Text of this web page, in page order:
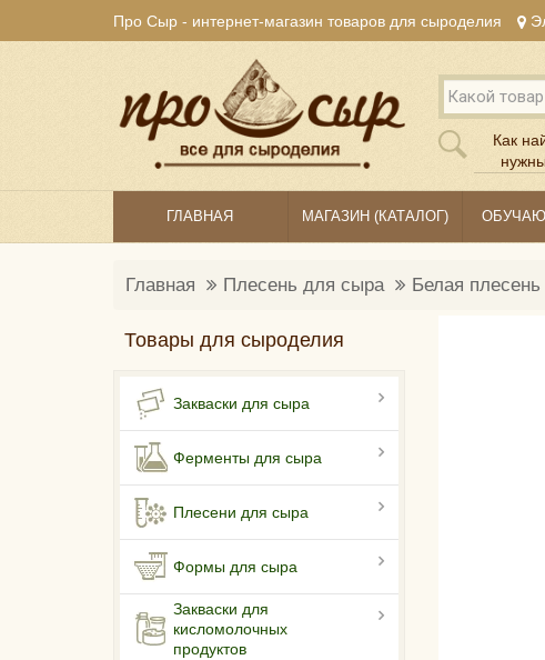
Про Сыр - интернет-магазин товаров для сыроделия
Как
ГЛАВНАЯ МАГАЗИН (КАТАЛОГ)
Главная Плесень для сыра Белая
Товары для сыроделия
Закваски для сыра
Ферменты для сыра
Плесени для сыра
Формы для сыра
Закваски для
кисломолочных
продуктов